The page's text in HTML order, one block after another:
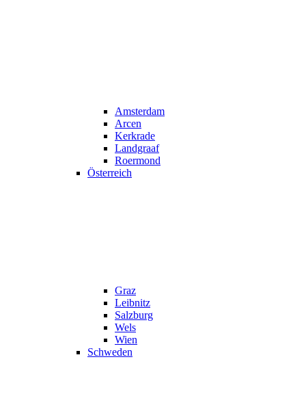
Amsterdam
Arcen
Kerkrade
Landgraaf
Roermond
Österreich
Graz
Leibnitz
Salzburg
Wels
Wien
Schweden